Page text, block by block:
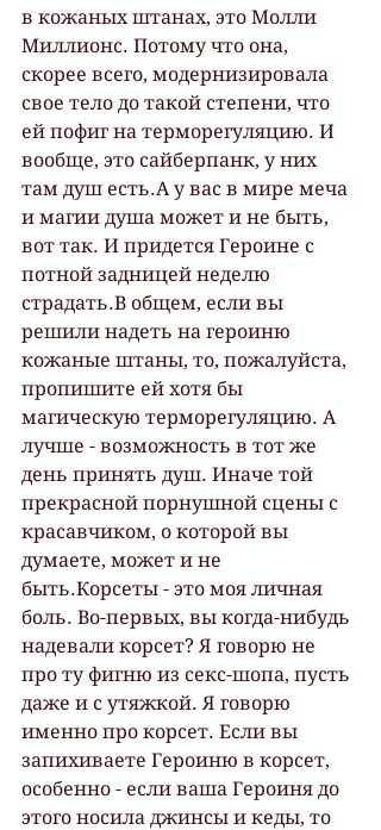
в кожаных штанах, это Молли
Миллионс. Потому что она,
скорее всего, модернизировала
свое тело до такой степени, что
ей пофиг на терморегуляцию. И
вообще, это сайберпанк, у них
там душ есть.А у вас в мире меча
и магии душа может и не быть,
вот так. И придется Героине с
потной задницей неделю
страдать.В общем, если вы
решили надеть на героиню
кожаные штаны, то, пожалуйста,
пропишите ей хотя бы
магическую терморегуляцию. А
лучше - возможность в тот же
день принять душ. Иначе той
прекрасной порнушной сцены с
красавчиком, о которой вы
думаете, может и не
быть.Корсеты - это моя личная
боль. Во-первых, вы когда-нибудь
надевали корсет? Я говорю не
про ту фигню из секс-шопа, пусть
даже и с утяжкой. Я говорю
именно про корсет. Если вы
запихиваете Героиню в корсет,
особенно - если ваша Героиня до
этого носила джинсы и кеды, то